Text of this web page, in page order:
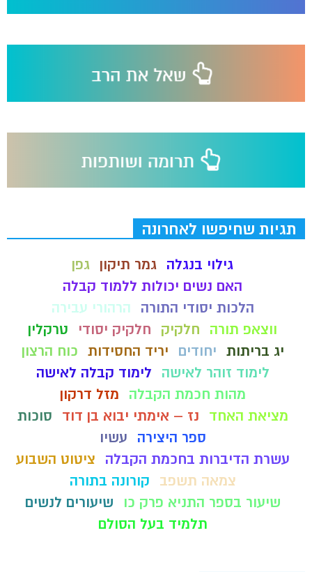
תגיות שחיפשו לאחרונה
גילוי בנגלה גמר תיקון גפן
האם נשים יכולות ללמוד קבלה
הלכות יסודי התורה
הרהורי עבירה
ווצאפ תורה
חלקיק חלקיק יסודי
טרקלין
יג בריתות יחודים יריד החסידות כוח הרצון
לימוד זוהר לאישה
לימוד קבלה לאישה
מהות חכמת הקבלה
מזל דרקון
מציאת האחד
נז – אימתי יבוא בן דוד
סוכות
ספר היצירה
עשיו
עשרת הדיברות בחכמת הקבלה
ציטוט השבוע
צמאה תשפב
קורונה בתורה
שיעור בספר התניא פרק כו
שיעורים לנשים
תלמיד בעל הסולם